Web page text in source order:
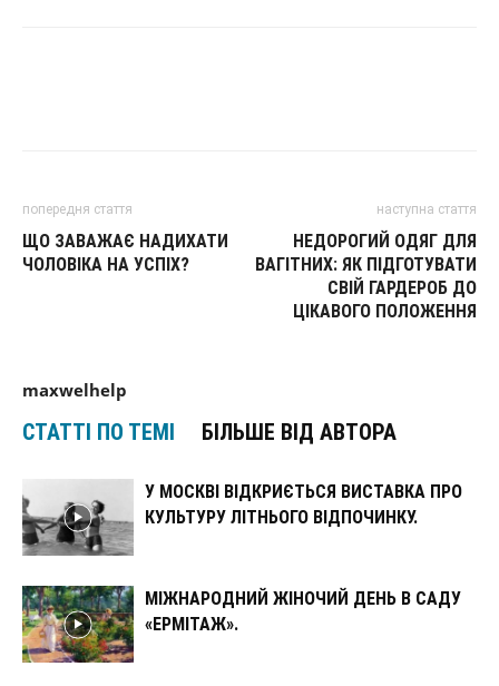
попередня стаття
ЩО ЗАВАЖАЄ НАДИХАТИ
ЧОЛОВІКА НА УСПІХ?
наступна стаття
НЕДОРОГИЙ ОДЯГ ДЛЯ
ВАГІТНИХ: ЯК ПІДГОТУВАТИ
СВІЙ ГАРДЕРОБ ДО
ЦІКАВОГО ПОЛОЖЕННЯ
maxwelhelp
СТАТТІ ПО ТЕМІ БІЛЬШЕ ВІД АВТОРА
У МОСКВІ ВІДКРИЄТЬСЯ ВИСТАВКА ПРО
КУЛЬТУРУ ЛІТНЬОГО ВІДПОЧИНКУ.
МІЖНАРОДНИЙ ЖІНОЧИЙ ДЕНЬ В САДУ
«ЕРМІТАЖ».